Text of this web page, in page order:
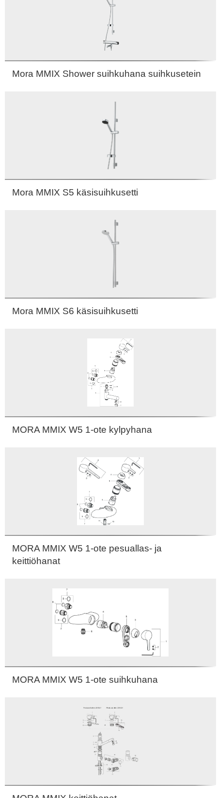
Mora MMIX Shower suihkuhana suihkusetein
Mora MMIX S5 käsisuihkusetti
Mora MMIX S6 käsisuihkusetti
MORA MMIX W5 1-ote kylpyhana
MORA MMIX W5 1-ote pesuallas- ja
keittiöhanat
MORA MMIX W5 1-ote suihkuhana